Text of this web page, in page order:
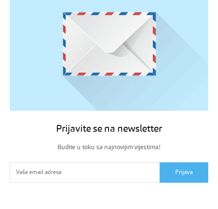
Prijavite se na newsletter
Budite u toku sa najnovijim vijestima!
Prijava